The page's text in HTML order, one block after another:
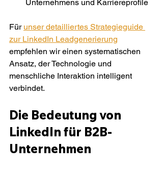
Unternehmens und Karriereprofile
Für unser detailliertes Strategieguide
zur LinkedIn Leadgenerierung
empfehlen wir einen systematischen
Ansatz, der Technologie und
menschliche Interaktion intelligent
verbindet.
Die Bedeutung von
LinkedIn für B2B-
Unternehmen